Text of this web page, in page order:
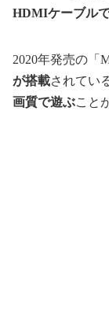
HDMIケーブル
2020年発売の「
が搭載されてい
画質で遊ぶこと